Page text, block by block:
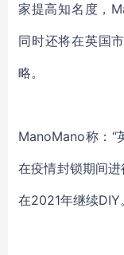
家提高知名度，
同时还将在英国
略。
ManoMano称：“
在疫情封锁期间
在2021年继续DIY。